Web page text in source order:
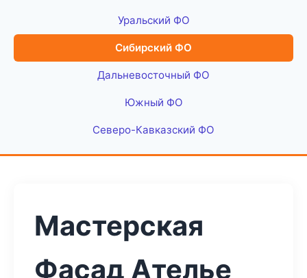
Уральский ФО
Сибирский ФО
Дальневосточный ФО
Южный ФО
Северо-Кавказский ФО
Мастерская
Фасад Ателье